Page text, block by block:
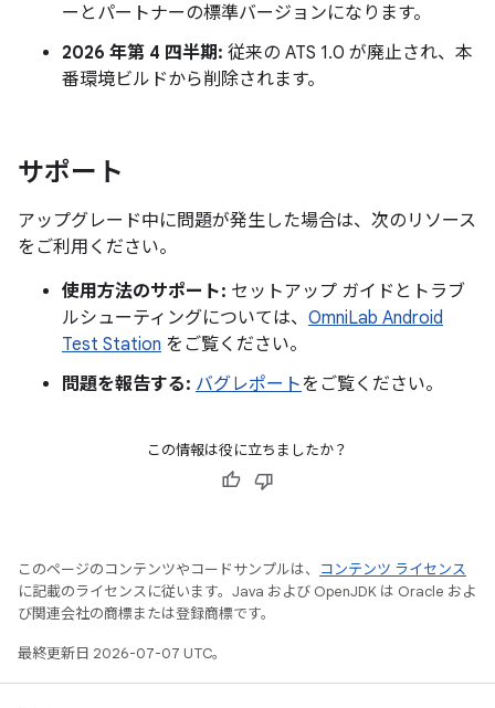
ーとパートナーの標準バージョンになります。
2026 年第 4 四半期: 従来の ATS 1.0 が廃止され、本
番環境ビルドから削除されます。
サポート
アップグレード中に問題が発生した場合は、次のリソース
をご利用ください。
使用方法のサポート: セットアップ ガイドとトラブ
ルシューティングについては、 OmniLab Android
Test Station をご覧ください。
問題を報告する: バグレポートをご覧ください。
この情報は役に立ちましたか？
このページのコンテンツやコードサンプルは、
コンテンツ ライセンス
に記載のライセンスに従います。Java および OpenJDK は Oracle およ
び関連会社の商標または登録商標です。
最終更新日 2026-07-07 UTC。